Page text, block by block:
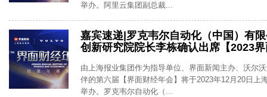
举办。阿里云集团副总裁...
嘉宾速递|罗克韦尔自动化（中国）有
创新研究院院长李栋确认出席【2023
由上海报业集团作为指导单位、界面新闻主办、沃尔
伴的第六届【界面财经年会】将于2023年12月20日上
举办。罗克韦尔自动化（...